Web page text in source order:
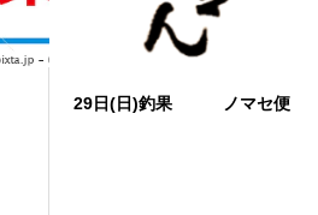
29日(日)釣果 ノマセ便